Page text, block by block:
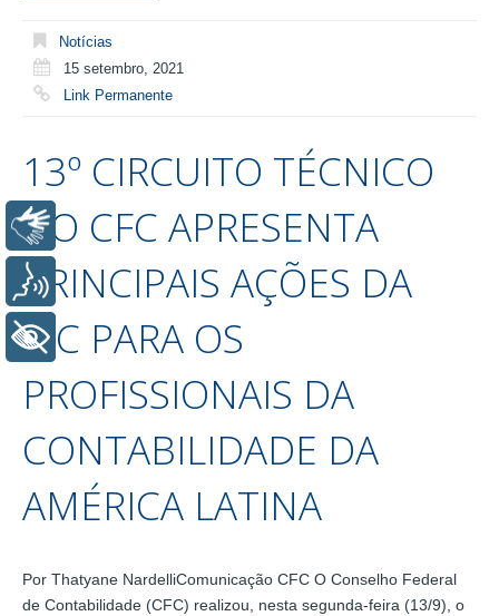
Notícias
15 setembro, 2021
Link Permanente
13º CIRCUITO TÉCNICO
DO CFC APRESENTA
PRINCIPAIS AÇÕES DA
AIC PARA OS
PROFISSIONAIS DA
CONTABILIDADE DA
AMÉRICA LATINA
Por Thatyane NardelliComunicação CFC O Conselho Federal
de Contabilidade (CFC) realizou, nesta segunda-feira (13/9), o
Libras
Voz
+ Acessibilidade